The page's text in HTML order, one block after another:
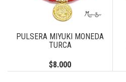
PULSERA MIYUKI MONEDA
TURCA
$8.000